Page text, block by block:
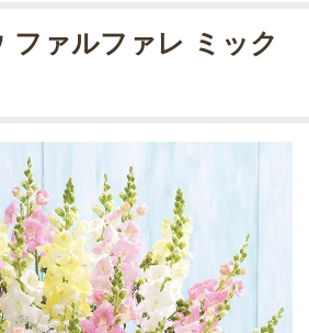
ファルファレ ミック